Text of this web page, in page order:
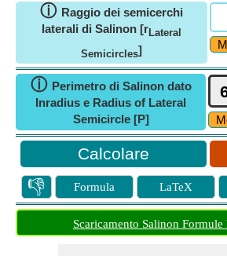
ⓘ Raggio dei semicerchi
laterali di Salinon [rLateral
Semicircles]
ⓘ Perimetro di Salinon dato
Inradius e Radius of Lateral
Semicircle [P]
👎 Formula LaTeX
Scaricamento Salinon Formule